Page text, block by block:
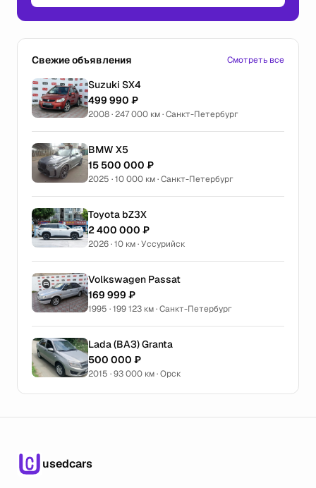
Свежие объявления Смотреть все
Suzuki SX4
499 990 ₽
2008 · 247 000 км · Санкт-Петербург
BMW X5
15 500 000 ₽
2025 · 10 000 км · Санкт-Петербург
Toyota bZ3X
2 400 000 ₽
2026 · 10 км · Уссурийск
Volkswagen Passat
169 999 ₽
1995 · 199 123 км · Санкт-Петербург
Lada (ВАЗ) Granta
500 000 ₽
2015 · 93 000 км · Орск
usedcars